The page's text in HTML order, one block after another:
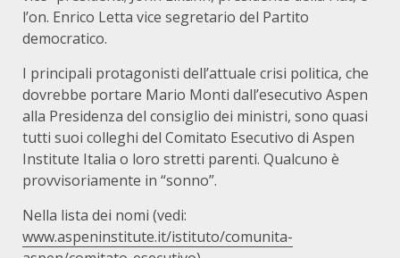
l’on. Enrico Letta vice segretario del Partito
democratico.
I principali protagonisti dell’attuale crisi politica, che
dovrebbe portare Mario Monti dall’esecutivo Aspen
alla Presidenza del consiglio dei ministri, sono quasi
tutti suoi colleghi del Comitato Esecutivo di Aspen
Institute Italia o loro stretti parenti. Qualcuno è
provvisoriamente in “sonno”.
Nella lista dei nomi (vedi:
www.aspeninstitute.it/istituto/comunita-